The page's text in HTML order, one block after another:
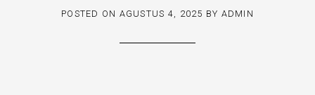
POSTED ON AGUSTUS 4, 2025 BY ADMIN